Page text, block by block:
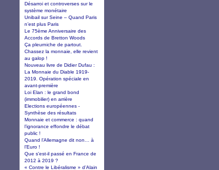
Désarroi et controverses sur le
système monétaire
Unibail sur Seine – Quand Paris
n’est plus Paris
Le 75ème Anniversaire des
Accords de Bretton Woods
Ça pleurniche de partout.
Chassez la monnaie, elle revient
au galop !
Nouveau livre de Didier Dufau :
La Monnaie du Diable 1919-
2019. Opération spéciale en
avant-première
Loi Elan : le grand bond
(immobilier) en arrière
Elections européennes -
Synthèse des résultats
Monnaie et commerce : quand
l’ignorance effondre le débat
public !
Quand l’Allemagne dit non… à
l’Euro !
Que s'est-il passé en France de
2012 à 2019 ?
« Contre le Libéralisme » d’Alain